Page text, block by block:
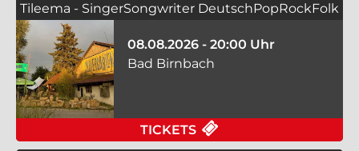
Tileema - SingerSongwriter DeutschPopRockFolk
08.08.2026 - 20:00 Uhr
Bad Birnbach
TICKETS